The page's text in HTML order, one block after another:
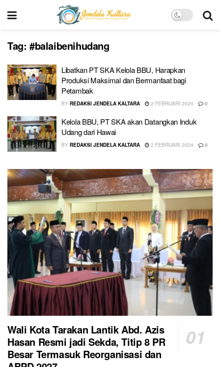
Tag: #balaibenihudang
Libatkan PT SKA Kelola BBU, Harapkan
Produksi Maksimal dan Bermanfaat bagi
Petambak
BY REDAKSI JENDELA KALTARA 2 FEBRUARI 2024 0
Kelola BBU, PT SKA akan Datangkan Induk
Udang dari Hawai
BY REDAKSI JENDELA KALTARA 2 FEBRUARI 2024 0
Wali Kota Tarakan Lantik Abd. Azis
Hasan Resmi jadi Sekda, Titip 8 PR
Besar Termasuk Reorganisasi dan